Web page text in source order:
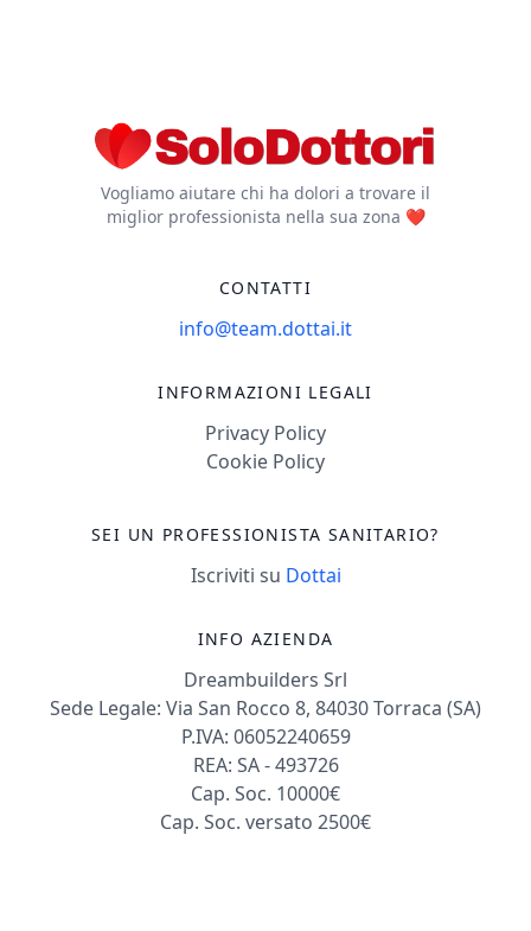
Vogliamo aiutare chi ha dolori a trovare il
miglior professionista nella sua zona ❤️
CONTATTI
info@team.dottai.it
INFORMAZIONI LEGALI
Privacy Policy
Cookie Policy
SEI UN PROFESSIONISTA SANITARIO?
Iscriviti su Dottai
INFO AZIENDA
Dreambuilders Srl
Sede Legale: Via San Rocco 8, 84030 Torraca (SA)
P.IVA: 06052240659
REA: SA - 493726
Cap. Soc. 10000€
Cap. Soc. versato 2500€